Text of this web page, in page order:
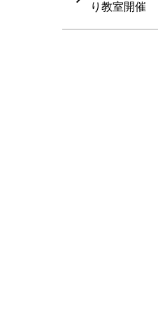
り教室開催